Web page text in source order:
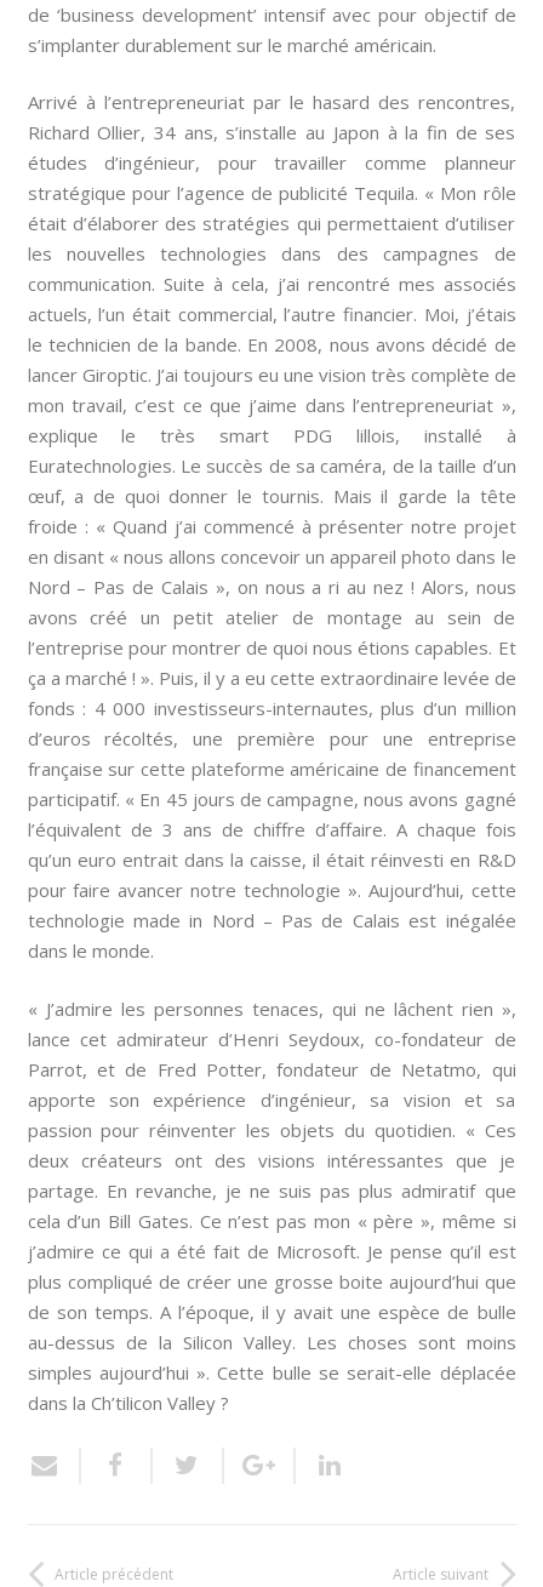
de ‘business development’ intensif avec pour objectif de
s’implanter durablement sur le marché américain.
Arrivé à l’entrepreneuriat par le hasard des rencontres,
Richard Ollier, 34 ans, s’installe au Japon à la fin de ses
études d’ingénieur, pour travailler comme planneur
stratégique pour l’agence de publicité Tequila. « Mon rôle
était d’élaborer des stratégies qui permettaient d’utiliser
les nouvelles technologies dans des campagnes de
communication. Suite à cela, j’ai rencontré mes associés
actuels, l’un était commercial, l’autre financier. Moi, j’étais
le technicien de la bande. En 2008, nous avons décidé de
lancer Giroptic. J’ai toujours eu une vision très complète de
mon travail, c’est ce que j’aime dans l’entrepreneuriat »,
explique le très smart PDG lillois, installé à
Euratechnologies. Le succès de sa caméra, de la taille d’un
œuf, a de quoi donner le tournis. Mais il garde la tête
froide : « Quand j’ai commencé à présenter notre projet
en disant « nous allons concevoir un appareil photo dans le
Nord – Pas de Calais », on nous a ri au nez ! Alors, nous
avons créé un petit atelier de montage au sein de
l’entreprise pour montrer de quoi nous étions capables. Et
ça a marché ! ». Puis, il y a eu cette extraordinaire levée de
fonds : 4 000 investisseurs-internautes, plus d’un million
d’euros récoltés, une première pour une entreprise
française sur cette plateforme américaine de financement
participatif. « En 45 jours de campagne, nous avons gagné
l’équivalent de 3 ans de chiffre d’affaire. A chaque fois
qu’un euro entrait dans la caisse, il était réinvesti en R&D
pour faire avancer notre technologie ». Aujourd’hui, cette
technologie made in Nord – Pas de Calais est inégalée
dans le monde.
« J’admire les personnes tenaces, qui ne lâchent rien »,
lance cet admirateur d’Henri Seydoux, co-fondateur de
Parrot, et de Fred Potter, fondateur de Netatmo, qui
apporte son expérience d’ingénieur, sa vision et sa
passion pour réinventer les objets du quotidien. « Ces
deux créateurs ont des visions intéressantes que je
partage. En revanche, je ne suis pas plus admiratif que
cela d’un Bill Gates. Ce n’est pas mon « père », même si
j’admire ce qui a été fait de Microsoft. Je pense qu’il est
plus compliqué de créer une grosse boite aujourd’hui que
de son temps. A l’époque, il y avait une espèce de bulle
au-dessus de la Silicon Valley. Les choses sont moins
simples aujourd’hui ». Cette bulle se serait-elle déplacée
dans la Ch’tilicon Valley ?
Article précédent Article suivant